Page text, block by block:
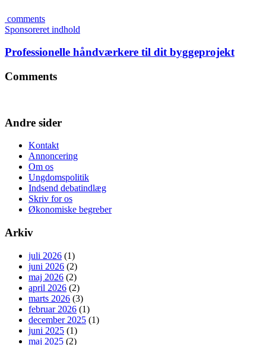
comments
Sponsoreret indhold
Professionelle håndværkere til dit byggeprojekt
Comments
Andre sider
Kontakt
Annoncering
Om os
Ungdomspolitik
Indsend debatindlæg
Skriv for os
Økonomiske begreber
Arkiv
juli 2026 (1)
juni 2026 (2)
maj 2026 (2)
april 2026 (2)
marts 2026 (3)
februar 2026 (1)
december 2025 (1)
juni 2025 (1)
maj 2025 (2)